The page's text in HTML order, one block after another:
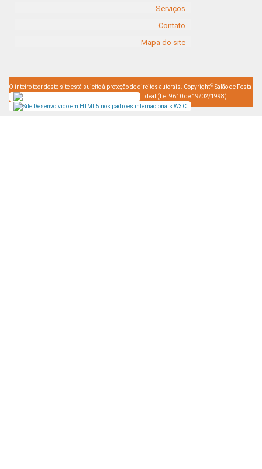
Serviços
Contato
Mapa do site
O inteiro teor deste site está sujeito à proteção de direitos autorais. Copyright© Salão de Festa
Ideal (Lei 9610 de 19/02/1998)